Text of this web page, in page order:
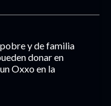
y de familia
donar en
Oxxo en la